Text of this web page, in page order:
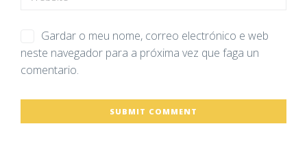
Gardar o meu nome, correo electrónico e web
neste navegador para a próxima vez que faga un
comentario.